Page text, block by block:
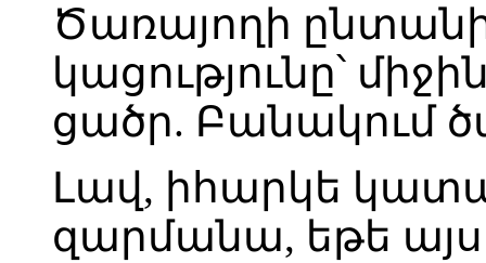
Ծառայողի
կացությունը՝
ցածր. Բանակում
Լավ, իհարկե
զարմանա, եթե